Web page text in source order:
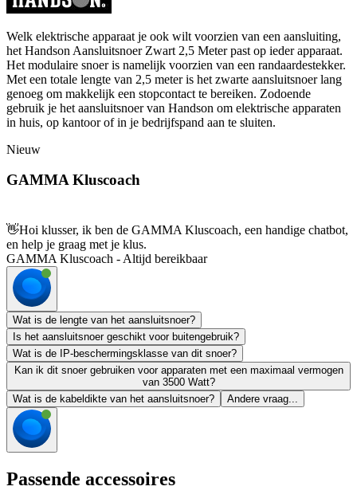
Welk elektrische apparaat je ook wilt voorzien van een aansluiting,
het Handson Aansluitsnoer Zwart 2,5 Meter past op ieder apparaat.
Het modulaire snoer is namelijk voorzien van een randaardestekker.
Met een totale lengte van 2,5 meter is het zwarte aansluitsnoer lang
genoeg om makkelijk een stopcontact te bereiken. Zodoende
gebruik je het aansluitsnoer van Handson om elektrische apparaten
in huis, op kantoor of in je bedrijfspand aan te sluiten.
Nieuw
GAMMA Kluscoach
👋Hoi klusser, ik ben de GAMMA Kluscoach, een handige chatbot,
en help je graag met je klus.
GAMMA Kluscoach - Altijd bereikbaar
Wat is de lengte van het aansluitsnoer?
Is het aansluitsnoer geschikt voor buitengebruik?
Wat is de IP-beschermingsklasse van dit snoer?
Kan ik dit snoer gebruiken voor apparaten met een maximaal vermogen
van 3500 Watt?
Wat is de kabeldikte van het aansluitsnoer?
Andere vraag...
Passende accessoires